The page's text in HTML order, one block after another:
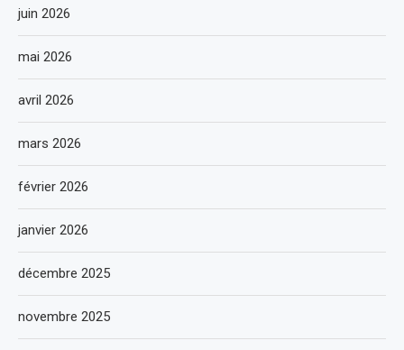
juin 2026
mai 2026
avril 2026
mars 2026
février 2026
janvier 2026
décembre 2025
novembre 2025